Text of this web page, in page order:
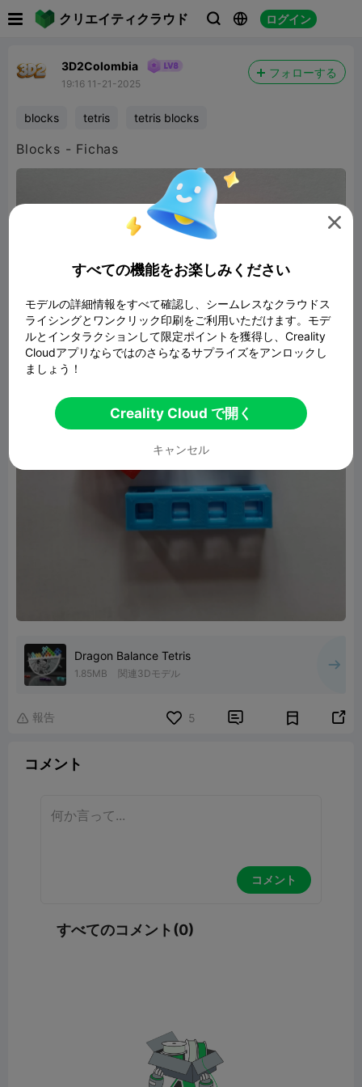
クリエイティクラウド   ログイン
3D2Colombia
19:16 11-21-2025
フォローする
blocks tetris tetris blocks
Blocks - Fichas
Dragon Balance Tetris
1.85MB 関連3Dモデル
 報告 5  
コメント
コメント
すべてのコメント(0)

すべての機能をお楽しみください
モデルの詳細情報をすべて確認し、シームレスなクラウドス
ライシングとワンクリック印刷をご利用いただけます。モデ
ルとインタラクションして限定ポイントを獲得し、Creality
Cloudアプリならではのさらなるサプライズをアンロックし
ましょう！
Creality Cloud で開く
キャンセル